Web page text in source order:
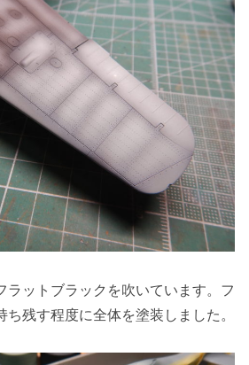
ラットブラックを吹いています。フ
残す程度に全体を塗装しました。